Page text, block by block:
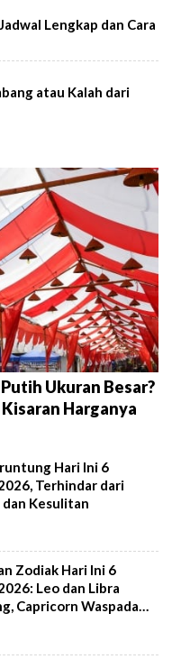
Lengkap dan Cara
atau Kalah dari
Ukuran Besar?
Harganya
Hari Ini 6
Terhindar dari
dan Kesulitan
Zodiak Hari Ini 6
Leo dan Libra
Capricorn Waspada